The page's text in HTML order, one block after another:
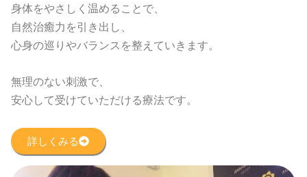
身体をやさしく温めることで、
自然治癒力を引き出し、
心身の巡りやバランスを整えていきます。
無理のない刺激で、
安心して受けていただける療法です。
詳しくみる